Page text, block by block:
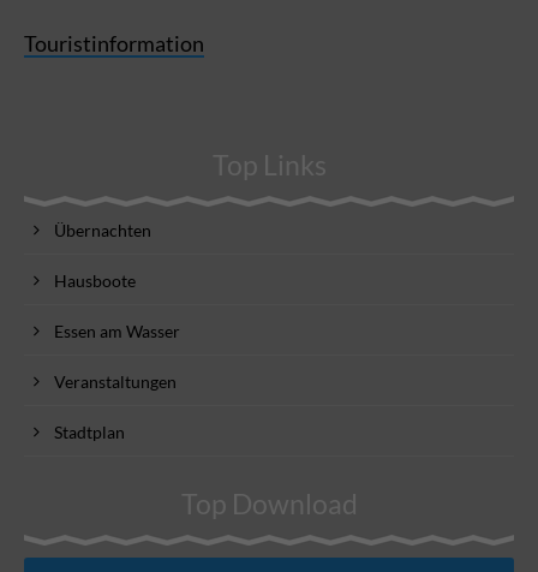
Touristinformation
Top Links
Übernachten
Hausboote
Essen am Wasser
Veranstaltungen
Stadtplan
Top Download